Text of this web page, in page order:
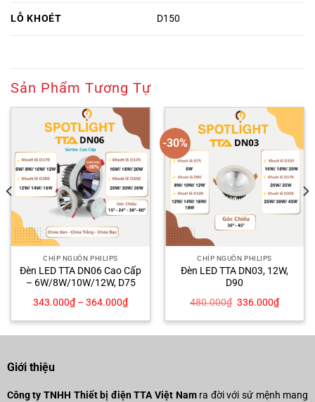
LỖ KHOÉT D150
Sản Phẩm Tương Tự
CHÍP NGUỒN PHILIPS
Đèn LED TTA DN06 Cao Cấp
– 6W/8W/10W/12W, D75
343.000₫– 364.000₫
-30%
CHÍP NGUỒN PHILIPS
Đèn LED TTA DN03, 12W,
D90
480.000₫ Giá
là:
336.000₫Giá
hiện
tại
Giới thiệu
Công ty TNHH Thiết bị điện TTA Việt Namra đời với sứ mệnh mang